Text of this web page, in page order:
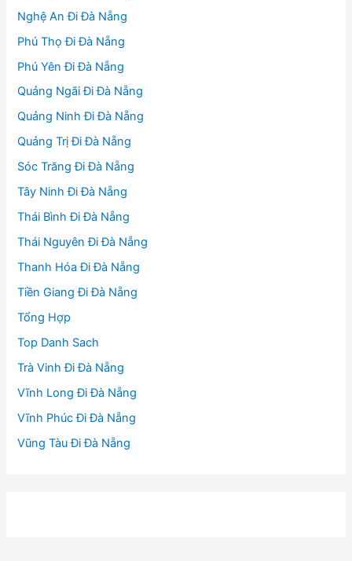
Nghệ An Đi Đà Nẵng
Phú Thọ Đi Đà Nẵng
Phú Yên Đi Đà Nẵng
Quảng Ngãi Đi Đà Nẵng
Quảng Ninh Đi Đà Nẵng
Quảng Trị Đi Đà Nẵng
Sóc Trăng Đi Đà Nẵng
Tây Ninh Đi Đà Nẵng
Thái Bình Đi Đà Nẵng
Thái Nguyên Đi Đà Nẵng
Thanh Hóa Đi Đà Nẵng
Tiền Giang Đi Đà Nẵng
Tổng Hợp
Top Danh Sach
Trà Vinh Đi Đà Nẵng
Vĩnh Long Đi Đà Nẵng
Vĩnh Phúc Đi Đà Nẵng
Vũng Tàu Đi Đà Nẵng